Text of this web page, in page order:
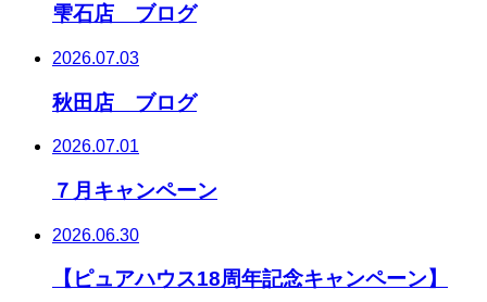
雫石店 ブログ
2026.07.03
秋田店 ブログ
2026.07.01
７月キャンペーン
2026.06.30
【ピュアハウス18周年記念キャンペーン】